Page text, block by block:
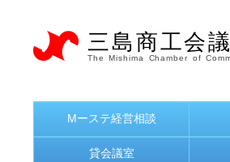
三島商工会
The Mishima Chamber of
Mーステ経営相談
貸会議室